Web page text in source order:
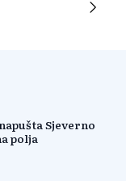
Sjeverno
polja